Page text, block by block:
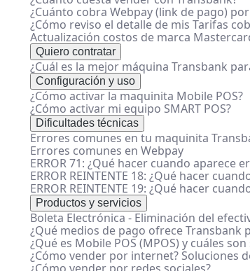
¿Cuánto cobra Webpay (link de pago)
¿Cómo reviso el detalle de mis Tarifas
Actualización costos de marca
Quiero contratar
¿Cuál es la mejor máquina Transbank
Configuración y uso
¿Cómo activar la maquinita Mobile POS?
¿Cómo activar mi equipo SMART POS?
Dificultades técnicas
Errores comunes en tu maquinita
Errores comunes en Webpay
ERROR 71: ¿Qué hacer cuando aparece
ERROR REINTENTE 18: ¿Qué hacer
ERROR REINTENTE 19: ¿Qué hacer
Productos y servicios
Boleta Electrónica - Eliminación del
¿Qué medios de pago ofrece Transbank
¿Qué es Mobile POS (MPOS) y cuáles
¿Cómo vender por internet? Soluciones